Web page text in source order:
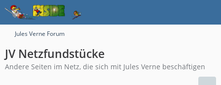
Jules Verne Forum
JV Netzfundstücke
Andere Seiten im Netz, die sich mit Jules Verne beschäftigen